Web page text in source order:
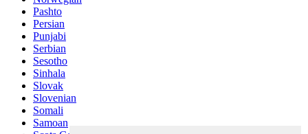
Pashto
Persian
Punjabi
Serbian
Sesotho
Sinhala
Slovak
Slovenian
Somali
Samoan